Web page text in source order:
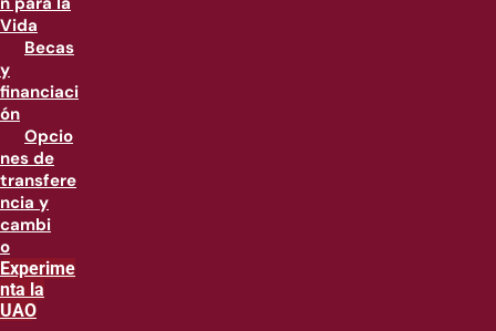
Vida
Becas
y
financiaci
ón
Opcio
nes de
transfere
ncia y
cambi
o
Experime
nta la
UAO